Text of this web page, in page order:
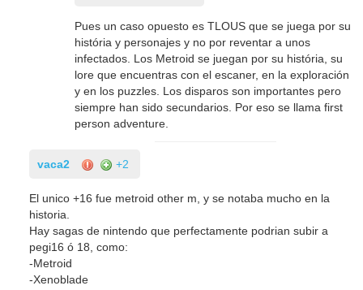
Pues un caso opuesto es TLOUS que se juega por su
história y personajes y no por reventar a unos
infectados. Los Metroid se juegan por su história, su
lore que encuentras con el escaner, en la exploración
y en los puzzles. Los disparos son importantes pero
siempre han sido secundarios. Por eso se llama first
person adventure.
vaca2 +2
El unico +16 fue metroid other m, y se notaba mucho en la
historia.
Hay sagas de nintendo que perfectamente podrian subir a
pegi16 ó 18, como:
-Metroid
-Xenoblade